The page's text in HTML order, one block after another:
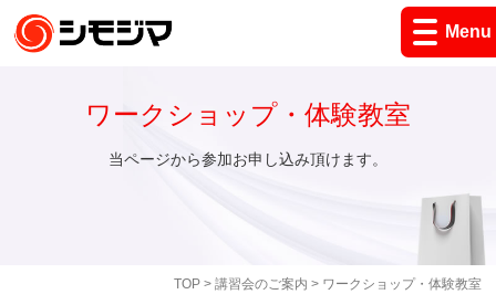
Menu
TOP> 講習会のご案内 > ワークショップ・体験教室
ワークショップ・体験教室
当ページから参加お申し込み頂けます。